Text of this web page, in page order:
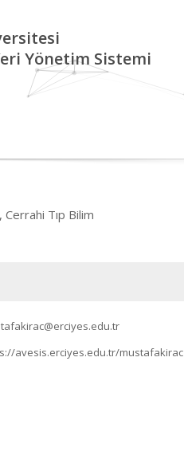
Yönetim Sistemi
Cerrahi Tıp Bilim
avesis.erciyes.edu.tr/mustafakirac